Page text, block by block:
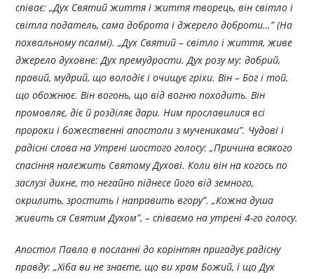
співає: „Дух Святий життя і життя творець, він світло і
світла податель, сама доброта і джерело доброти…” (На
похвальному псалмі). „Дух Святий – світло і життя, живе
джерело духовне: Дух премудрости. Дух розу му: добрий,
правий, мудрий, що володіє і очищує гріхи. Він – Бог і той,
що обожнює. Він вогонь, що від вогню походить. Він
промовляє, діє й розділяє дари. Ним прославилися всі
пророки і божественні апостоли з мучениками”. Чудові і
радісні слова на Утрені шостого голосу: „Причина всякого
спасіння належить Святому Духові. Коли він на когось по
заслузі дихне, то негайно піднесе його від земного,
окрилить, зростить і направить вгору”. „Кожна душа
живить ся Святим Духом”, – співаємо на утрені 4-го голосу.
Апостол Павло в посланні до корінтян пригадує радісну
правду: „Хіба ви не знаєте, що ви храм Божий, і що Дух